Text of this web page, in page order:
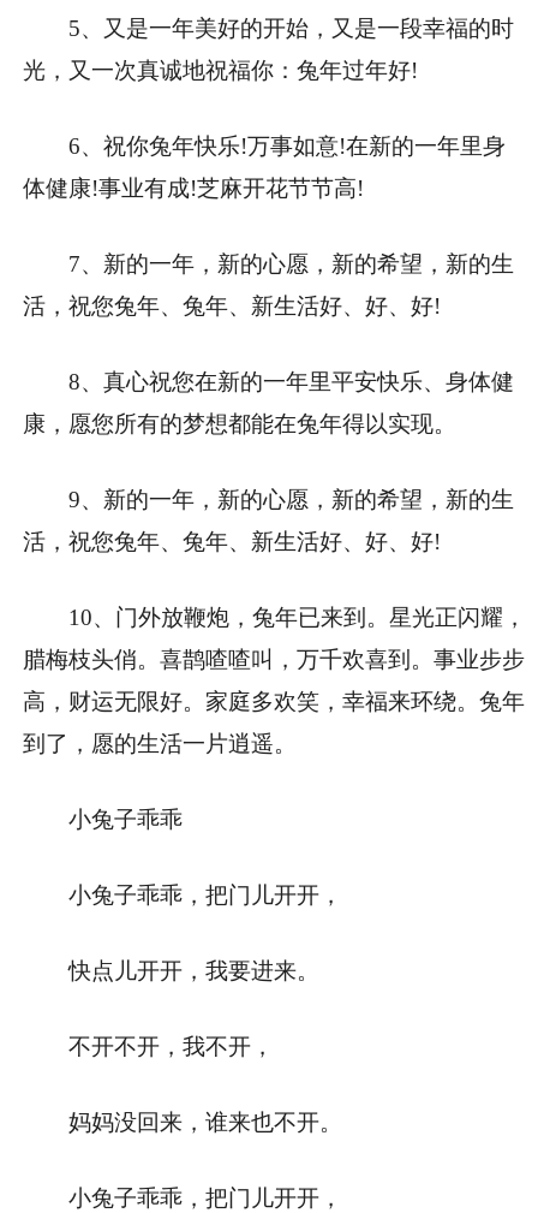
5、又是一年美好的开始，又是一段幸福的时
光，又一次真诚地祝福你：兔年过年好!
6、祝你兔年快乐!万事如意!在新的一年里身
体健康!事业有成!芝麻开花节节高!
7、新的一年，新的心愿，新的希望，新的生
活，祝您兔年、兔年、新生活好、好、好!
8、真心祝您在新的一年里平安快乐、身体健
康，愿您所有的梦想都能在兔年得以实现。
9、新的一年，新的心愿，新的希望，新的生
活，祝您兔年、兔年、新生活好、好、好!
10、门外放鞭炮，兔年已来到。星光正闪耀，
腊梅枝头俏。喜鹊喳喳叫，万千欢喜到。事业步步
高，财运无限好。家庭多欢笑，幸福来环绕。兔年
到了，愿的生活一片逍遥。
小兔子乖乖
小兔子乖乖，把门儿开开，
快点儿开开，我要进来。
不开不开，我不开，
妈妈没回来，谁来也不开。
小兔子乖乖，把门儿开开，